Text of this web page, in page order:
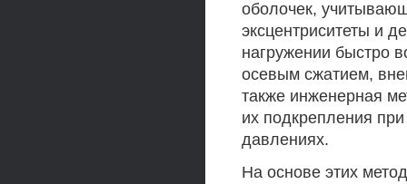
оболочек,
эксцентриситеты и
нагружении быстро
осевым сжатием,
также инженерная
их подкрепления
давлениях.
На основе этих